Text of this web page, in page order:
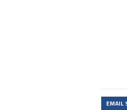
EMAIL